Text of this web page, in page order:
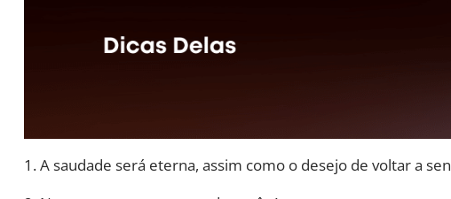
1. A saudade será eterna, assim como o desejo de voltar a